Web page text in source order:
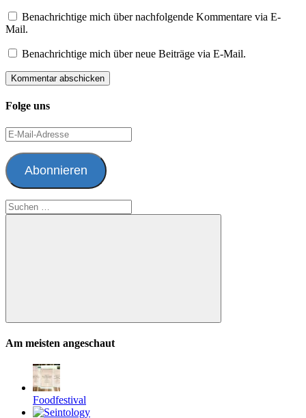
Benachrichtige mich über nachfolgende Kommentare via E-
Mail.
Benachrichtige mich über neue Beiträge via E-Mail.
Folge uns
E-
Mail-
Adresse
Abonnieren
Suchen
nach:
Suchen
Am meisten angeschaut
Foodfestival